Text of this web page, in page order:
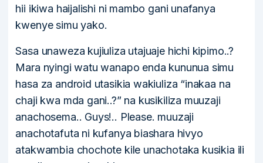
hii ikiwa haijalishi ni mambo gani unafanya
kwenye simu yako.
Sasa unaweza kujiuliza utajuaje hichi kipimo..?
Mara nyingi watu wanapo enda kununua simu
hasa za android utasikia wakiuliza “inakaa na
chaji kwa mda gani..?” na kusikiliza muuzaji
anachosema.. Guys!.. Please. muuzaji
anachotafuta ni kufanya biashara hivyo
atakwambia chochote kile unachotaka kusikia ili